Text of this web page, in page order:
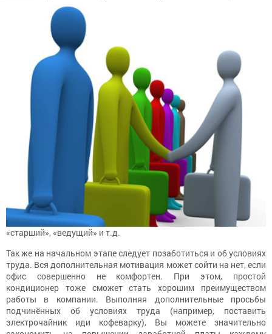
«старший», «ведущий» и т.д.
Так же на начальном этапе следует позаботиться и об условиях
труда. Вся дополнительная мотивация может сойти на нет, если
офис совершенно не комфортен. При этом, простой
кондиционер тоже сможет стать хорошим преимуществом
работы в компании. Выполняя дополнительные просьбы
подчинённых об условиях труда (например, поставить
электрочайник иди кофеварку), Вы можете значительно